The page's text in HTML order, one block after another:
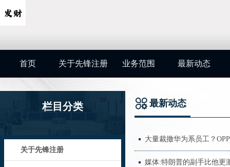
首页 关于先锋注册 业务范围 最新动态
栏目分类
关于先锋注册
最新动态
大量裁撤华为系员工？
媒体:特朗普的副手比他更